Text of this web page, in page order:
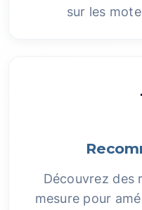
sur les
Découvrez des
mesure pour